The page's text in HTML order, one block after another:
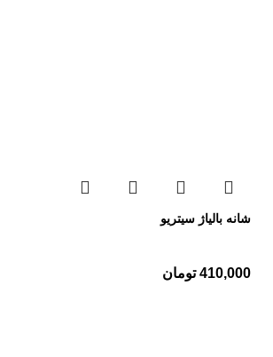
شانه بالیاژ سیتریو
410,000 تومان